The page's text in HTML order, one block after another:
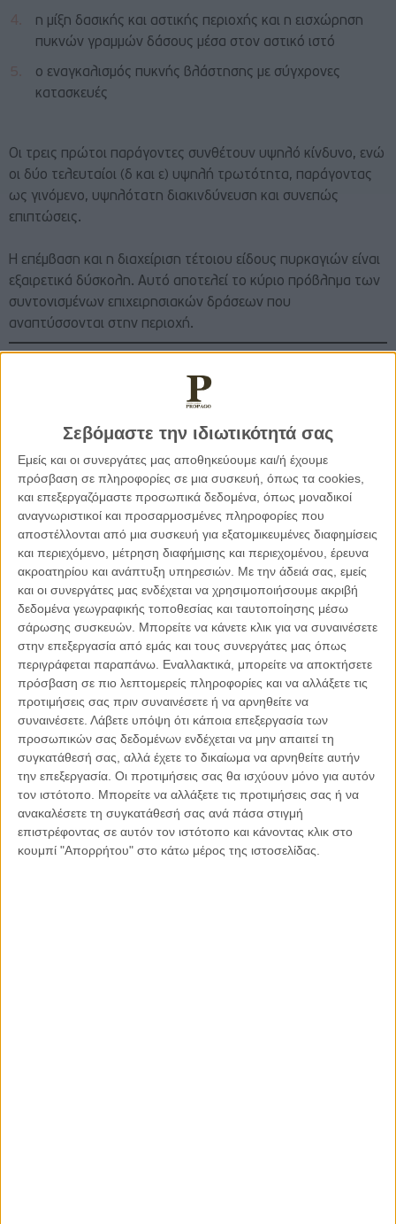
Σεβόμαστε την ιδιωτικότητά σας
Εμείς και οι συνεργάτες μας αποθηκεύουμε και/ή έχουμε
πρόσβαση σε πληροφορίες σε μια συσκευή, όπως τα cookies,
και επεξεργαζόμαστε προσωπικά δεδομένα, όπως μοναδικοί
αναγνωριστικοί και προσαρμοσμένες πληροφορίες που
αποστέλλονται από μια συσκευή για εξατομικευμένες διαφημίσεις
και περιεχόμενο, μέτρηση διαφήμισης και περιεχομένου, έρευνα
ακροατηρίου και ανάπτυξη υπηρεσιών. Με την άδειά σας, εμείς
και οι συνεργάτες μας ενδέχεται να χρησιμοποιήσουμε ακριβή
δεδομένα γεωγραφικής τοποθεσίας και ταυτοποίησης μέσω
σάρωσης συσκευών. Μπορείτε να κάνετε κλικ για να συναινέσετε
στην επεξεργασία από εμάς και τους συνεργάτες μας όπως
περιγράφεται παραπάνω. Εναλλακτικά, μπορείτε να αποκτήσετε
πρόσβαση σε πιο λεπτομερείς πληροφορίες και να αλλάξετε τις
προτιμήσεις σας πριν συναινέσετε ή να αρνηθείτε να
συναινέσετε. Λάβετε υπόψη ότι κάποια επεξεργασία των
προσωπικών σας δεδομένων ενδέχεται να μην απαιτεί τη
συγκατάθεσή σας, αλλά έχετε το δικαίωμα να αρνηθείτε αυτήν
την επεξεργασία. Οι προτιμήσεις σας θα ισχύουν μόνο για αυτόν
τον ιστότοπο. Μπορείτε να αλλάξετε τις προτιμήσεις σας ή να
ανακαλέσετε τη συγκατάθεσή σας ανά πάσα στιγμή
επιστρέφοντας σε αυτόν τον ιστότοπο και κάνοντας κλικ στο
κουμπί "Απορρήτου" στο κάτω μέρος της ιστοσελίδας.
η μίξη δασικής και αστικής περιοχής και η εισχώρηση
πυκνών γραμμών δάσους μέσα στον αστικό ιστό
ο εναγκαλισμός πυκνής βλάστησης με σύγχρονες
κατασκευές
Οι τρεις πρώτοι παράγοντες συνθέτουν υψηλό κίνδυνο, ενώ
οι δύο τελευταίοι (δ και ε) υψηλή τρωτότητα, παράγοντας
ως γινόμενο, υψηλότατη διακινδύνευση και συνεπώς
επιπτώσεις.
Η επέμβαση και η διαχείριση τέτοιου είδους πυρκαγιών είναι
εξαιρετικά δύσκολη. Αυτό αποτελεί το κύριο πρόβλημα των
συντονισμένων επιχειρησιακών δράσεων που
αναπτύσσονται στην περιοχή.
Δυναμικής Τεκτονικής Εφαρμοσμένης Γεωλογίας &
Διαχείρισης Φυσικών Καταστροφών
Διευθυντής Εργαστηρίου Διαχείρισης Καταστροφών
Διευθυντής ΠΜΣ “Στρατηγικές Διαχείρισης Περιβάλλοντος,
Καταστροφών & Κρίσεων”
Πρόεδρος Τμήματος Γεωλογίας και Γεωπεριβάλλοντος
Εθνικό & Καποδιστριακό Πανεπιστήμιο Αθηνών
Πρόεδρος Οργανισμού Αντισεισμικού Σχεδιασμού &
Προστασίας
Πρ. Πρόεδρος της Ελληνικής Γεωλογικής Εταιρίας
Editor του Newsletter of Environmental, Disaster, and Crises
Management Strategies
Κοινοποιήστε:
Facebook X LinkedIn WhatsApp
Εκτύπωση